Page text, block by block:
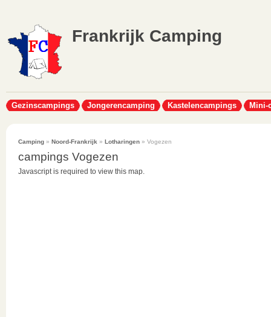
Frankrijk Camping
Gezinscampings Jongerencamping Kastelencampings Mini-
Camping » Noord-Frankrijk » Lotharingen » Vogezen
campings Vogezen
Javascript is required to view this map.